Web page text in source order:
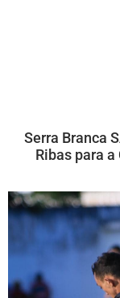
Serra Branca
Ribas para